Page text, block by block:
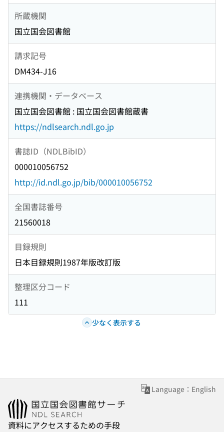
所蔵機関
国立国会図書館
請求記号
DM434-J16
連携機関・データベース
国立国会図書館 : 国立国会図書館蔵書
https://ndlsearch.ndl.go.jp
書誌ID（NDLBibID）
000010056752
http://id.ndl.go.jp/bib/000010056752
全国書誌番号
21560018
目録規則
日本目録規則1987年版改訂版
整理区分コード
111
少なく表示する
Language：English
資料にアクセスするための手段